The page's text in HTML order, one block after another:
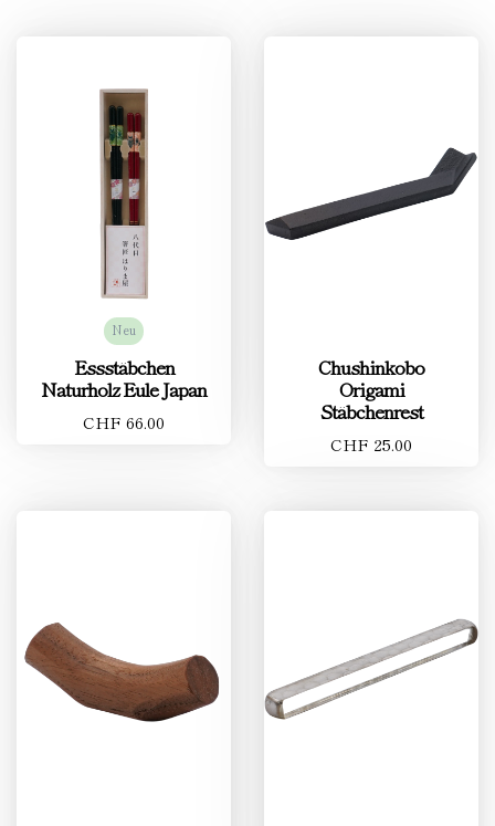
Neu
Essstäbchen
Naturholz Eule Japan
CHF 66.00
Chushinkobo
Origami
Stäbchenrest
CHF 25.00